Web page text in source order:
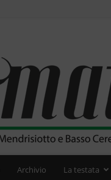
Archivio La testata